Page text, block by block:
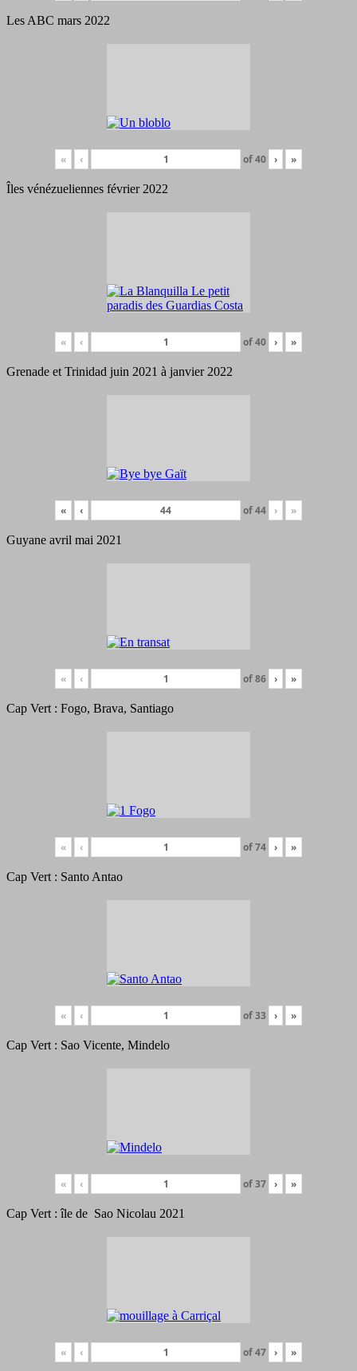
Les ABC mars 2022
« ‹ of40 › »
Îles vénézueliennes février 2022
« ‹ of40 › »
Grenade et Trinidad juin 2021 à janvier 2022
« ‹ of44 › »
Guyane avril mai 2021
« ‹ of86 › »
Cap Vert : Fogo, Brava, Santiago
« ‹ of74 › »
Cap Vert : Santo Antao
« ‹ of33 › »
Cap Vert : Sao Vicente, Mindelo
« ‹ of37 › »
Cap Vert : île de Sao Nicolau 2021
« ‹ of47 › »